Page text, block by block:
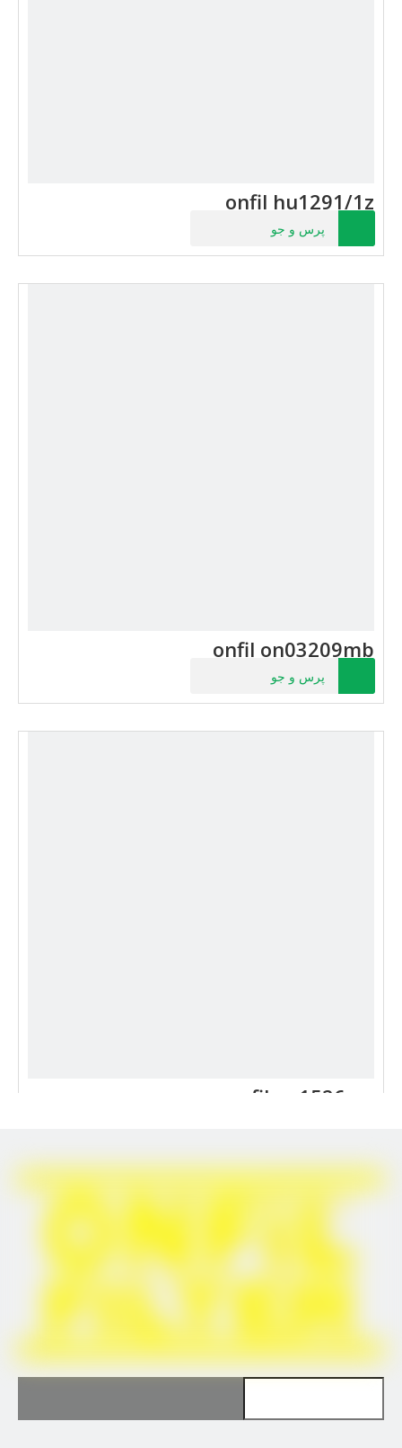
onfil hu1291/1z
پرس و جو
onfil on03209mb
پرس و جو
onfil on1526mc